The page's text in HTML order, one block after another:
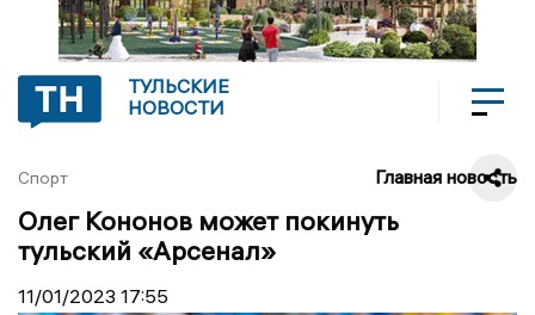
ТУЛЬСКИЕ
НОВОСТИ
Спорт Главная новость
Олег Кононов может покинуть
тульский «Арсенал»
11/01/2023 17:55